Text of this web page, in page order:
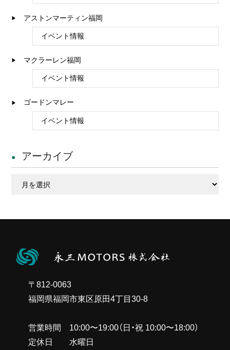
アストンマーティン福岡
イベント情報
マクラーレン福岡
イベント情報
ゴードンマレー
イベント情報
アーカイブ
〒812-0063
福岡県福岡市東区原田4丁目30-8
営業時間 10:00〜19:00（日・祝 10:00〜18:00）
定休日 水曜日